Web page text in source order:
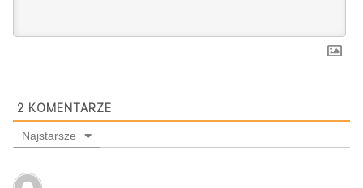
2 KOMENTARZE
Najstarsze